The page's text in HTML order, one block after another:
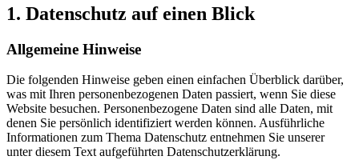
1. Datenschutz auf einen Blick
Allgemeine Hinweise
Die folgenden Hinweise geben einen einfachen Überblick darüber,
was mit Ihren personenbezogenen Daten passiert, wenn Sie diese
Website besuchen. Personenbezogene Daten sind alle Daten, mit
denen Sie persönlich identifiziert werden können. Ausführliche
Informationen zum Thema Datenschutz entnehmen Sie unserer
unter diesem Text aufgeführten Datenschutzerklärung.